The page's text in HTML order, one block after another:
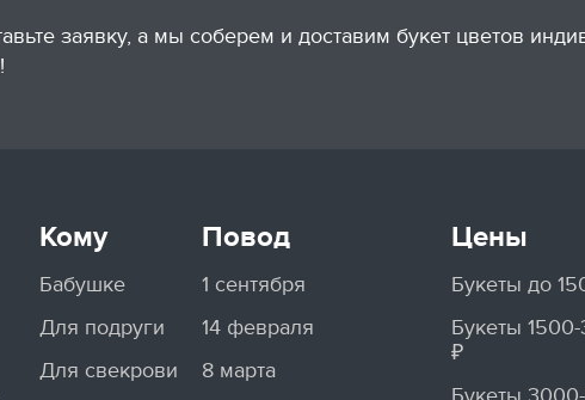
заявку, а мы соберем и доставим букет цветов
Кому
Бабушке
Для подруги
Для свекрови
Повод
1 сентября
14 февраля
8 марта
Цены
Букеты до
Букеты
₽